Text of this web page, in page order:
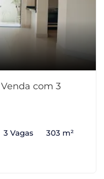
com 3
3 Vagas 303 m²